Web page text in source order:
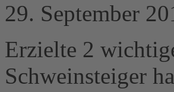
29. September
Erzielte 2
Schweinsteiger